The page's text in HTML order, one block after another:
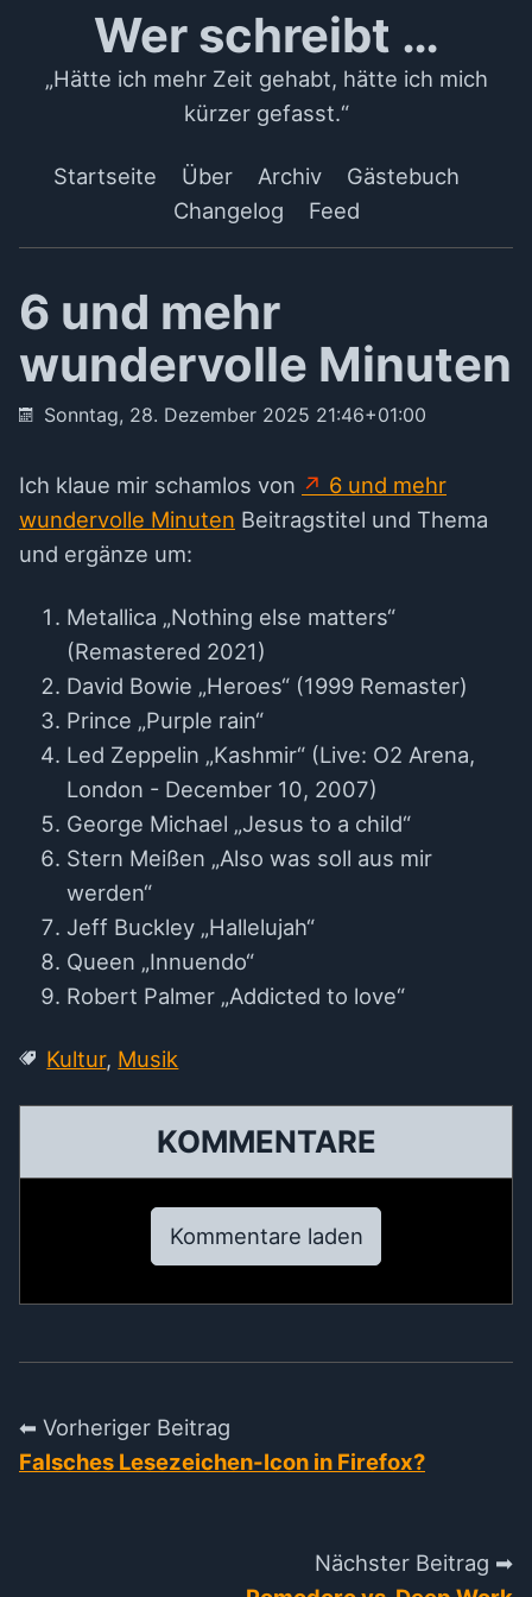
Wer schreibt …
„Hätte ich mehr Zeit gehabt, hätte ich mich
kürzer gefasst.“
Startseite Über Archiv
Gästebuch
Changelog
Feed
6 und mehr
wundervolle Minuten
Sonntag, 28. Dezember 2025 21:46+01:00
Ich klaue mir schamlos von
6 und mehr
wundervolle Minuten Beitragstitel und Thema
und ergänze um:
Metallica „Nothing else matters“
(Remastered 2021)
David Bowie „Heroes“ (1999 Remaster)
Prince „Purple rain“
Led Zeppelin „Kashmir“ (Live: O2 Arena,
London - December 10, 2007)
George Michael „Jesus to a child“
Stern Meißen „Also was soll aus mir
werden“
Jeff Buckley „Hallelujah“
Queen „Innuendo“
Robert Palmer „Addicted to love“
Kultur, Musik
KOMMENTARE
Kommentare laden
⬅ Vorheriger Beitrag
Falsches Lesezeichen-Icon in Firefox?
Nächster Beitrag ➡